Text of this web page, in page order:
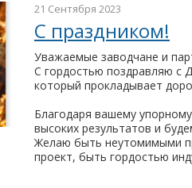
21 Сентября 2023
С праздником!
Уважаемые заводчане и
С гордостью поздравляю с
который прокладывает
Благодаря вашему
высоких результатов и
Желаю быть неутомимыми
проект, быть гордостью